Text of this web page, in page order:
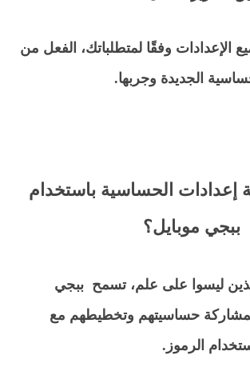
الإعدادات وفقًا لمتطلباتك، الفعل من
الجديدة وجربها.
إعدادات الحساسية باستخدام
موبايل؟
الذين ليسوا على علم، تسمح ببجي
بمشاركة حساسيتهم وتخطيطهم مع
الرموز.